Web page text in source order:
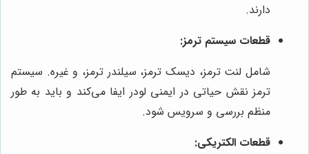
دارند.
قطعات سیستم ترمز:
شامل لنت ترمز، دیسک ترمز، سیلندر ترمز، و غیره. سیستم
ترمز نقش حیاتی در ایمنی لودر ایفا می‌کند و باید به طور
منظم بررسی و سرویس شود.
قطعات الکتریکی: